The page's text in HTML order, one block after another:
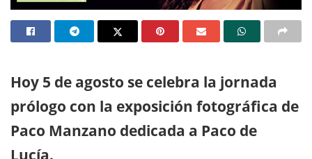
Hoy 5 de agosto se celebra la jornada
prólogo con la exposición fotográfica de
Paco Manzano dedicada a Paco de
Lucía.